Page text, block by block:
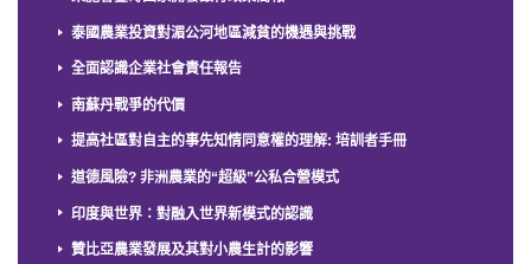
泰國農業投資對湄公河地區減貧的機遇與挑戰
全面認識企業社會責任報告
南蘇丹戰爭的代價
提高社區對自主的事先知情同意權的理解: 培訓者手冊
道德風險? 非洲農業的“超級”公私合營模式
印度與世界：對融入世界新模式的認識
贊比亞農業發展及其對小農生計的影響